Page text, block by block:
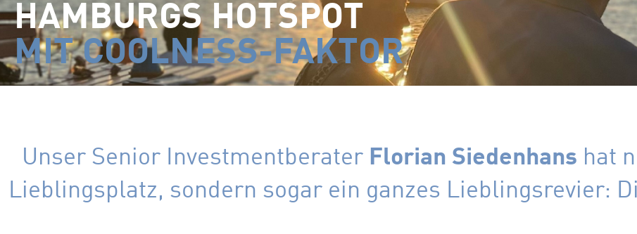
HAMBURGS HOTSPOT
MIT COOLNESS-FAKTOR
Unser Senior Investmentberater Florian Siedenhans hat
Lieblingsplatz, sondern sogar ein ganzes Lieblingsrevier: